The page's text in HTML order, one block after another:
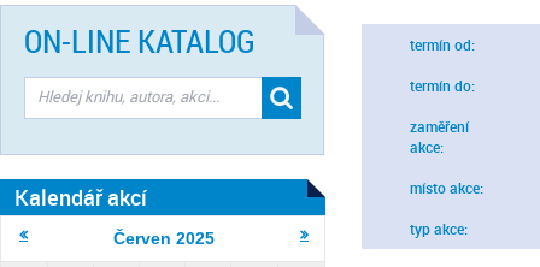
termín od:
termín do:
zaměření
akce:
místo akce:
typ akce:
ON-LINE KATALOG
Kalendář akcí
Červen 2025